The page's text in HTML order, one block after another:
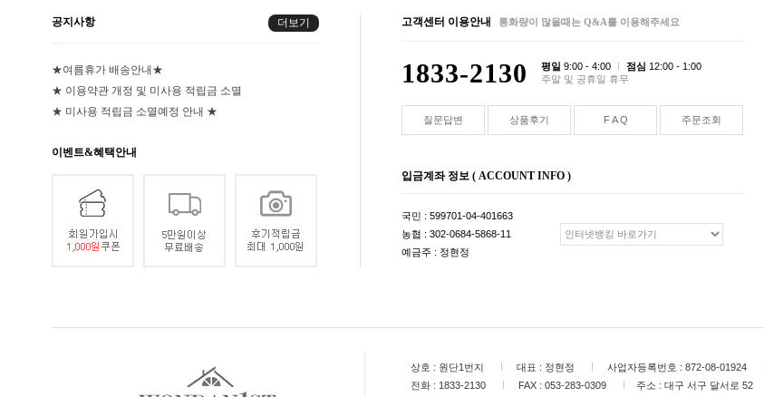
공지사항 더보기
★여름휴가 배송안내★
★ 이용약관 개정 및 미사용 적립금 소멸
★ 미사용 적립금 소멸예정 안내 ★
이벤트&혜택안내
고객센터 이용안내 통화량이 많을때는 Q&A를 이용해주세요
1833-2130 평일 9:00 - 4:00 점심 12:00 - 1:00
주말 및 공휴일 휴무
질문답변 상품후기 F A Q 주문조회
입금계좌 정보 ( ACCOUNT INFO )
국민 : 599701-04-401663
농협 : 302-0684-5868-11
예금주 : 정현정
상호 : 원단1번지 대표 : 정현정 사업자등록번호 : 872-08-01924
전화 : 1833-2130 FAX : 053-283-0309 주소 : 대구 서구 달서로 52